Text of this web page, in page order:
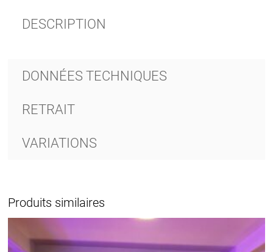
DESCRIPTION
DONNÉES TECHNIQUES
RETRAIT
VARIATIONS
Produits similaires